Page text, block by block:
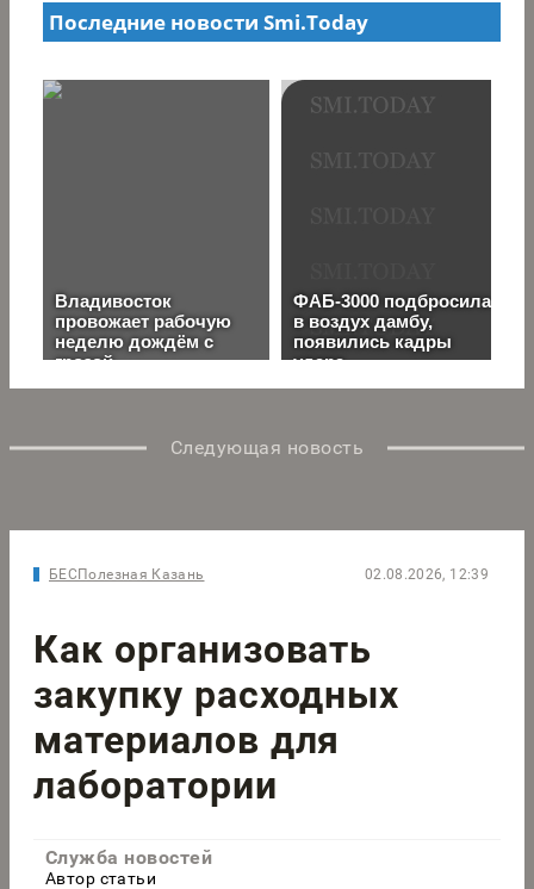
Следующая новость
БЕСПолезная Казань 02.08.2026, 12:39
Как организовать
закупку расходных
материалов для
лаборатории
Служба новостей
Автор статьи